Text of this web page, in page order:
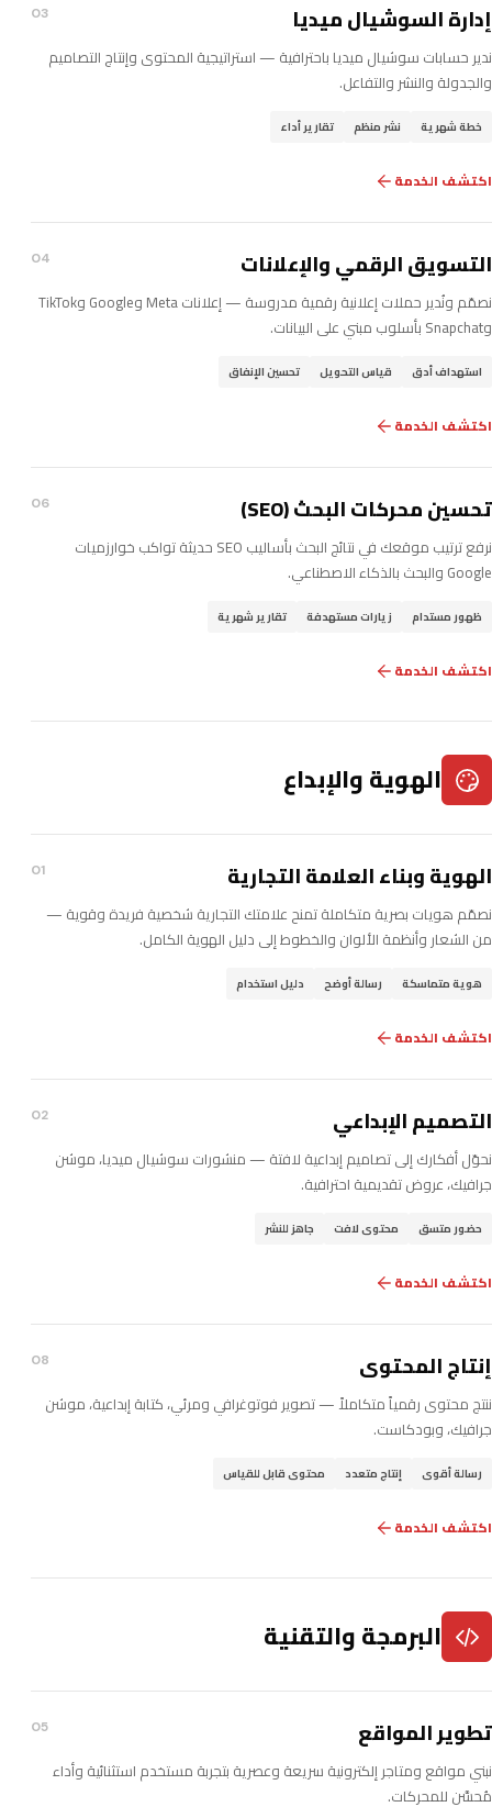
إدارة السوشيال ميديا 03
ندير حسابات سوشيال ميديا باحترافية — استراتيجية المحتوى وإنتاج التصاميم
والجدولة والنشر والتفاعل.
خطة شهرية نشر منظم تقارير أداء
اكتشف الخدمة
التسويق الرقمي والإعلانات 04
نصمّم ونُدير حملات إعلانية رقمية مدروسة — إعلانات Meta وGoogle وTikTok
وSnapchat بأسلوب مبني على البيانات.
استهداف أدق قياس التحويل تحسين الإنفاق
اكتشف الخدمة
تحسين محركات البحث (SEO) 06
نرفع ترتيب موقعك في نتائج البحث بأساليب SEO حديثة تواكب خوارزميات
Google والبحث بالذكاء الاصطناعي.
ظهور مستدام زيارات مستهدفة تقارير شهرية
اكتشف الخدمة
الهوية والإبداع
الهوية وبناء العلامة التجارية 01
نصمّم هويات بصرية متكاملة تمنح علامتك التجارية شخصية فريدة وقوية —
من الشعار وأنظمة الألوان والخطوط إلى دليل الهوية الكامل.
هوية متماسكة رسالة أوضح دليل استخدام
اكتشف الخدمة
التصميم الإبداعي 02
نحوّل أفكارك إلى تصاميم إبداعية لافتة — منشورات سوشيال ميديا، موشن
جرافيك، عروض تقديمية احترافية.
حضور متسق محتوى لافت جاهز للنشر
اكتشف الخدمة
إنتاج المحتوى 08
ننتج محتوى رقمياً متكاملاً — تصوير فوتوغرافي ومرئي، كتابة إبداعية، موشن
جرافيك، وبودكاست.
رسالة أقوى إنتاج متعدد محتوى قابل للقياس
اكتشف الخدمة
البرمجة والتقنية
تطوير المواقع 05
نبني مواقع ومتاجر إلكترونية سريعة وعصرية بتجربة مستخدم استثنائية وأداء
مُحسَّن للمحركات.